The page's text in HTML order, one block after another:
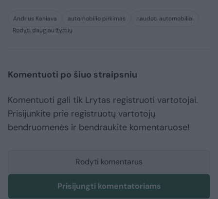
Andrius Kaniava automobilio pirkimas
naudoti automobiliai
Rodyti daugiau žymių
Komentuoti po šiuo straipsniu
Komentuoti gali tik Lrytas registruoti vartotojai.
Prisijunkite prie registruotų vartotojų
bendruomenės ir bendraukite komentaruose!
Rodyti komentarus
Prisijungti komentatoriams